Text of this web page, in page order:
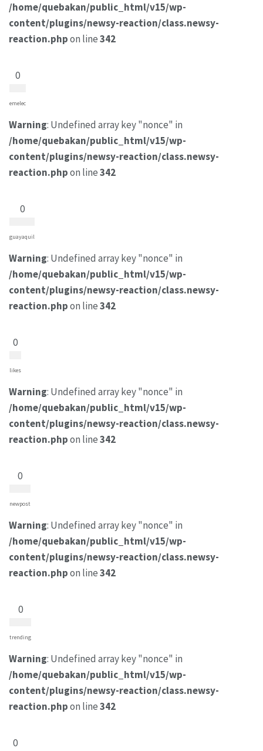
/home/quebakan/public_html/v15/wp-
content/plugins/newsy-reaction/class.newsy-
reaction.phpon line342
0
emelec
Warning: Undefined array key "nonce" in
/home/quebakan/public_html/v15/wp-
content/plugins/newsy-reaction/class.newsy-
reaction.phpon line342
0
guayaquil
Warning: Undefined array key "nonce" in
/home/quebakan/public_html/v15/wp-
content/plugins/newsy-reaction/class.newsy-
reaction.phpon line342
0
likes
Warning: Undefined array key "nonce" in
/home/quebakan/public_html/v15/wp-
content/plugins/newsy-reaction/class.newsy-
reaction.phpon line342
0
newpost
Warning: Undefined array key "nonce" in
/home/quebakan/public_html/v15/wp-
content/plugins/newsy-reaction/class.newsy-
reaction.phpon line342
0
trending
Warning: Undefined array key "nonce" in
/home/quebakan/public_html/v15/wp-
content/plugins/newsy-reaction/class.newsy-
reaction.phpon line342
0